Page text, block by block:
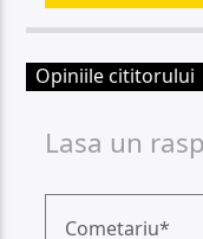
Opiniile cititorului
Lasa un